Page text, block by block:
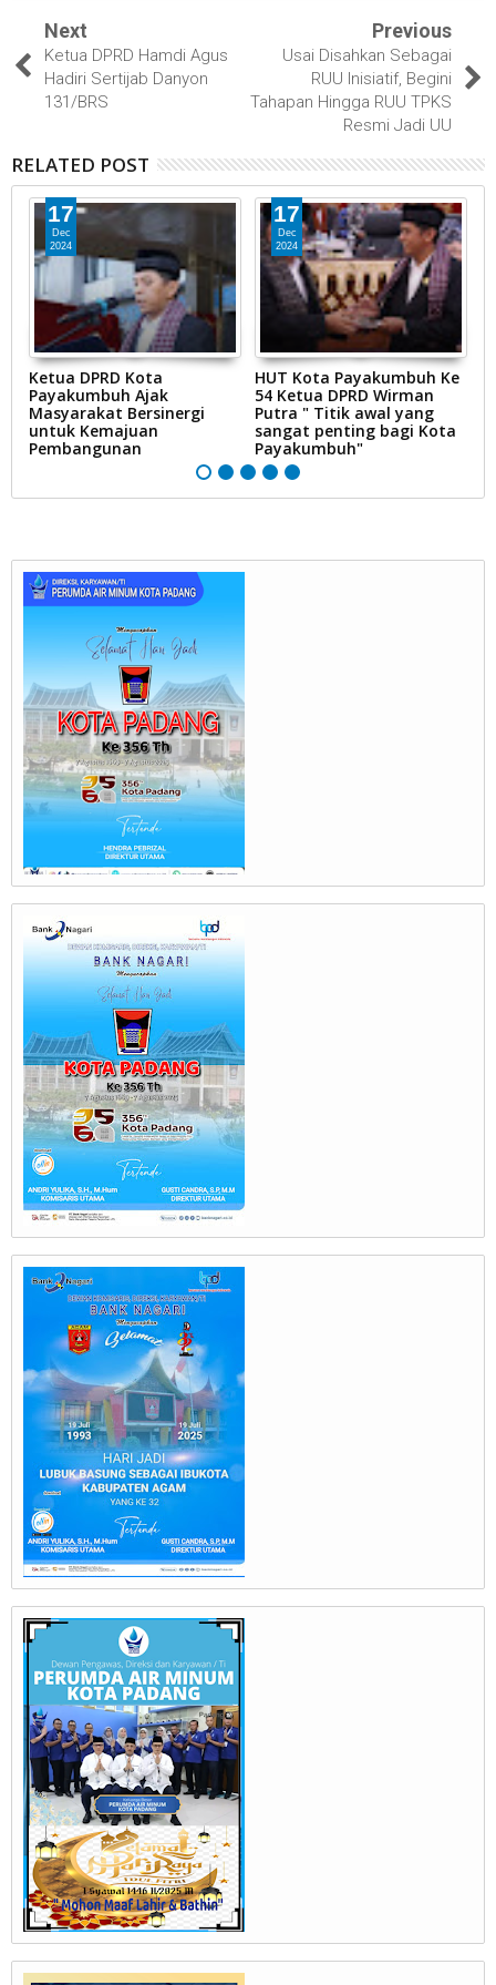
Next
Ketua DPRD Hamdi Agus
Hadiri Sertijab Danyon
131/BRS
Previous
Usai Disahkan Sebagai
RUU Inisiatif, Begini
Tahapan Hingga RUU TPKS
Resmi Jadi UU
RELATED POST
17
Dec
2024
Ketua DPRD Kota
Payakumbuh Ajak
Masyarakat Bersinergi
untuk Kemajuan
Pembangunan
17
Dec
2024
HUT Kota Payakumbuh Ke
54 Ketua DPRD Wirman
Putra " Titik awal yang
sangat penting bagi Kota
Payakumbuh"